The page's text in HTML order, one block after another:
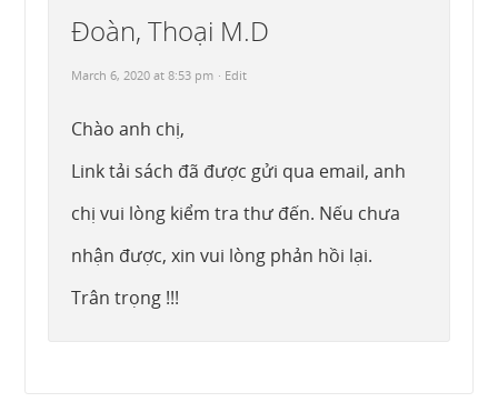
Đoàn, Thoại M.D
March 6, 2020 at 8:53 pm · Edit
Chào anh chị,
Link tải sách đã được gửi qua email, anh
chị vui lòng kiểm tra thư đến. Nếu chưa
nhận được, xin vui lòng phản hồi lại.
Trân trọng !!!